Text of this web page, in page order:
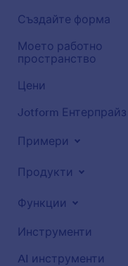
Създайте форма
Моето работно
пространство
Цени
Jotform Ентерпрайз
Примери
Продукти
Функции
Инструменти
AI инструменти